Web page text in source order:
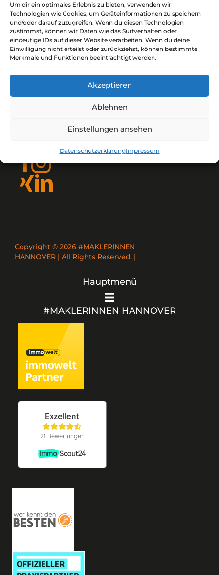
Um dir ein optimales Erlebnis zu bieten, verwenden wir
Technologien wie Cookies, um Geräteinformationen zu speichern
und/oder darauf zuzugreifen. Wenn du diesen Technologien
zustimmst, können wir Daten wie das Surfverhalten oder
eindeutige IDs auf dieser Website verarbeiten. Wenn du deine
Einwilligung nicht erteilst oder zurückziehst, können bestimmte
Merkmale und Funktionen beeinträchtigt werden.
Akzeptieren
Ablehnen
Einstellungen ansehen
DatenschutzerklärungImpressum
E-MAIL
TEAM@MAKLERINNEN-HANNOVER.DE
ADRESSE
LANGE-FELD-STRASSE 60
Informationen
Copyright © 2026 #MAKLERINNEN
HANNOVER | All Rights Reserved. |
Hauptmenü
#MAKLERINNEN HANNOVER